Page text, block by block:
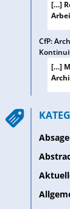
[…]
CfP:
[…]